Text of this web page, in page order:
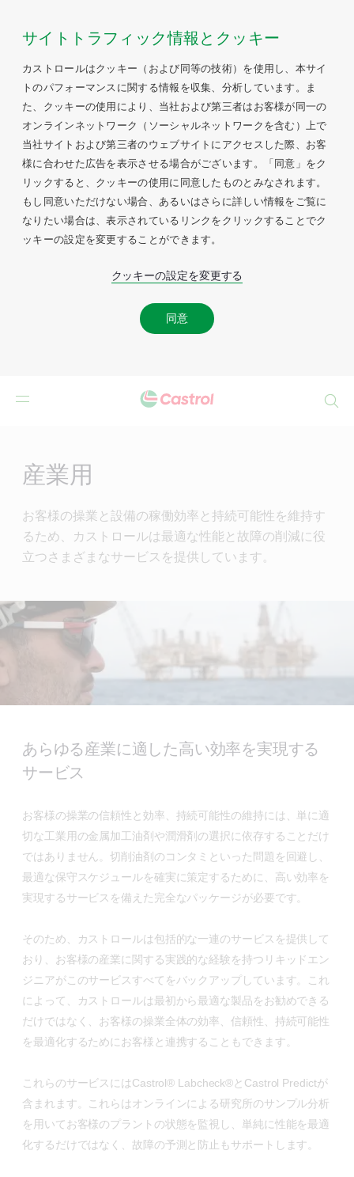
サイトトラフィック情報とクッキー
カストロールはクッキー（および同等の技術）を使用し、本サイ
トのパフォーマンスに関する情報を収集、分析しています。ま
た、クッキーの使用により、当社および第三者はお客様が同一の
オンラインネットワーク（ソーシャルネットワークを含む）上で
当社サイトおよび第三者のウェブサイトにアクセスした際、お客
様に合わせた広告を表示させる場合がございます。「同意」をク
リックすると、クッキーの使用に同意したものとみなされます。
もし同意いただけない場合、あるいはさらに詳しい情報をご覧に
なりたい場合は、表示されているリンクをクリックすることでク
ッキーの設定を変更することができます。
クッキーの設定を変更する
同意
産業用
お客様の操業と設備の稼働効率と持続可能性を維持す
るため、カストロールは最適な性能と故障の削減に役
立つさまざまなサービスを提供しています。
あらゆる産業に適した高い効率を実現する
サービス
お客様の操業の信頼性と効率、持続可能性の維持には、単に適
切な工業用の金属加工油剤や潤滑剤の選択に依存することだけ
ではありません。切削油剤のコンタミといった問題を回避し、
最適な保守スケジュールを確実に策定するために、高い効率を
実現するサービスを備えた完全なパッケージが必要です。
そのため、カストロールは包括的な一連のサービスを提供して
おり、お客様の産業に関する実践的な経験を持つリキッドエン
ジニアがこのサービスすべてをバックアップしています。これ
によって、カストロールは最初から最適な製品をお勧めできる
だけではなく、お客様の操業全体の効率、信頼性、持続可能性
を最適化するためにお客様と連携することもできます。
これらのサービスにはCastrol® Labcheck®とCastrol Predictが
含まれます。これらはオンラインによる研究所のサンプル分析
を用いてお客様のプラントの状態を監視し、単純に性能を最適
化するだけではなく、故障の予測と防止もサポートします。